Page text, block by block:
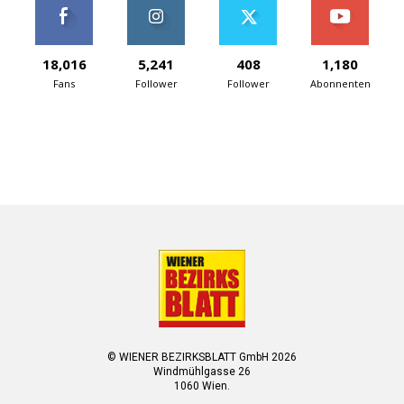
18,016
Fans
5,241
Follower
408
Follower
1,180
Abonnenten
© WIENER BEZIRKSBLATT GmbH 2026
Windmühlgasse 26
1060 Wien.